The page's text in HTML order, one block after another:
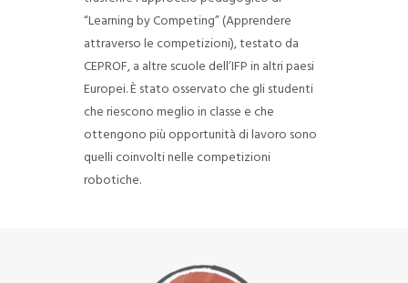
“Learning by Competing” (Apprendere
attraverso le competizioni), testato da
CEPROF, a altre scuole dell’IFP in altri paesi
Europei.È stato osservato che gli studenti
che riescono meglio in classe e che
ottengono più opportunità di lavoro sono
quelli coinvolti nelle competizioni
robotiche.